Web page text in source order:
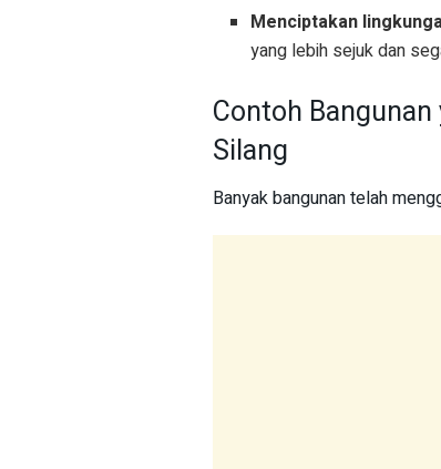
Menciptakan
yang lebih sejuk dan
Contoh
Silang
Banyak bangunan telah